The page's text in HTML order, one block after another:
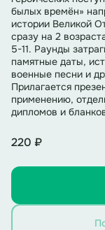
былых времён»
истории Великой
сразу на 2
5-11. Раунды
памятные даты,
военные песни и
Прилагается
применению,
дипломов и
220 ₽